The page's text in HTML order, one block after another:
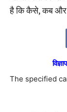
है कि कैसे, कब और
The specified